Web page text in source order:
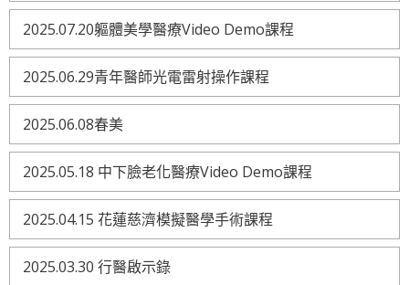
2025.07.20軀體美學醫療Video Demo課程
2025.06.29青年醫師光電雷射操作課程
2025.06.08春美
2025.05.18 中下臉老化醫療Video Demo課程
2025.04.15 花蓮慈濟模擬醫學手術課程
2025.03.30 行醫啟示錄